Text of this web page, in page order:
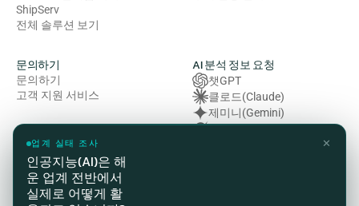
ShipServ
전체 솔루션 보기
법률 및 규정 준수
개인정보처리방침
문의하기
문의하기
고객 지원 서비스
AI 분석 정보 요청
챗GPT
클로드(Claude)
제미니(Gemini)
그록 (Grok)
✕
업계 실태 조사
인공지능(AI)은 해
운 업계 전반에서
실제로 어떻게 활